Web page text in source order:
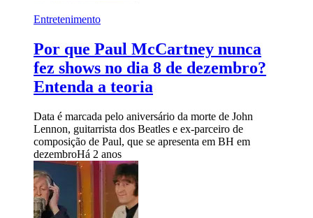
Entretenimento
Por que Paul McCartney nunca
fez shows no dia 8 de dezembro?
Entenda a teoria
Data é marcada pelo aniversário da morte de John
Lennon, guitarrista dos Beatles e ex-parceiro de
composição de Paul, que se apresenta em BH em
dezembroHá 2 anos